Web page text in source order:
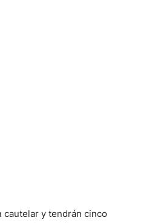
cautelar y tendrán cinco